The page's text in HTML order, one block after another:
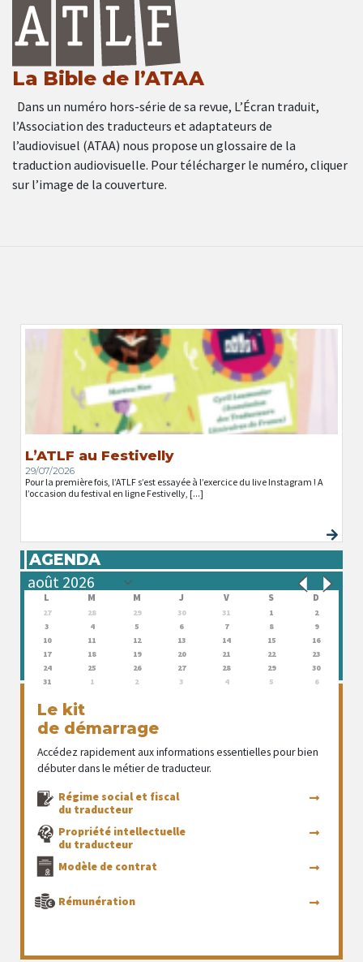
La Bible de l’ATAA
Dans un numéro hors-série de sa revue, L’Écran traduit,
l’Association des traducteurs et adaptateurs de
l’audiovisuel (ATAA) nous propose un glossaire de la
traduction audiovisuelle. Pour télécharger le numéro, cliquer
sur l’image de la couverture.
L’ATLF au Festivelly
29/07/2026
Pour la première fois, l’ATLF s’est essayée à l’exercice du live Instagram ! A
l’occasion du festival en ligne Festivelly, [...]
AGENDA
L M M J V S D
27 28 29 30 31 1
2
3
4 5 6 7 8
9
10
11 12 13 14 15
16
17
18 19 20 21 22
23
24
25 26 27 28 29
30
31
1 2 3 4 5 6
Le kit
de démarrage
Accédez rapidement aux informations essentielles pour bien
débuter dans le métier de traducteur.
Régime social et fiscal
du traducteur
Propriété intellectuelle
du traducteur
Modèle de contrat
Rémunération